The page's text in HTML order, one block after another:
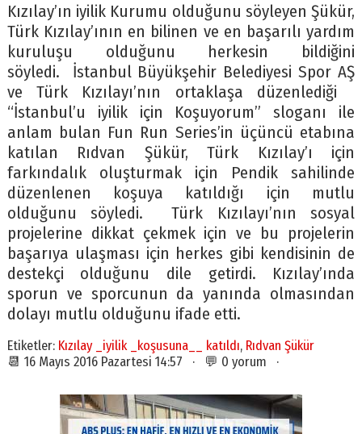
Kızılay’ın iyilik Kurumu olduğunu söyleyen Şükür,
Türk Kızılay’ının en bilinen ve en başarılı yardım
kuruluşu olduğunu herkesin bildiğini
söyledi. İstanbul Büyükşehir Belediyesi Spor AŞ
ve Türk Kızılayı’nın ortaklaşa düzenlediği
“İstanbul’u iyilik için Koşuyorum” sloganı ile
anlam bulan Fun Run Series’in üçüncü etabına
katılan Rıdvan Şükür, Türk Kızılay’ı için
farkındalık oluşturmak için Pendik sahilinde
düzenlenen koşuya katıldığı için mutlu
olduğunu söyledi. Türk Kızılayı’nın sosyal
projelerine dikkat çekmek için ve bu projelerin
başarıya ulaşması için herkes gibi kendisinin de
destekçi olduğunu dile getirdi. Kızılay’ında
sporun ve sporcunun da yanında olmasından
dolayı mutlu olduğunu ifade etti.
Etiketler: Kızılay _iyilik _koşusuna__ katıldı, Rıdvan Şükür
📆 16 Mayıs 2016 Pazartesi 14:57 · 💬 0 yorum ·